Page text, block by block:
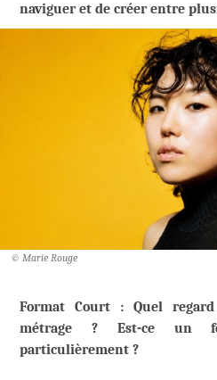
naviguer et de créer entre
© Marie Rouge
Format Court : Quel
métrage ? Est-ce un
particulièrement ?